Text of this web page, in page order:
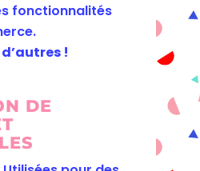
fonctionnalités
!
DE